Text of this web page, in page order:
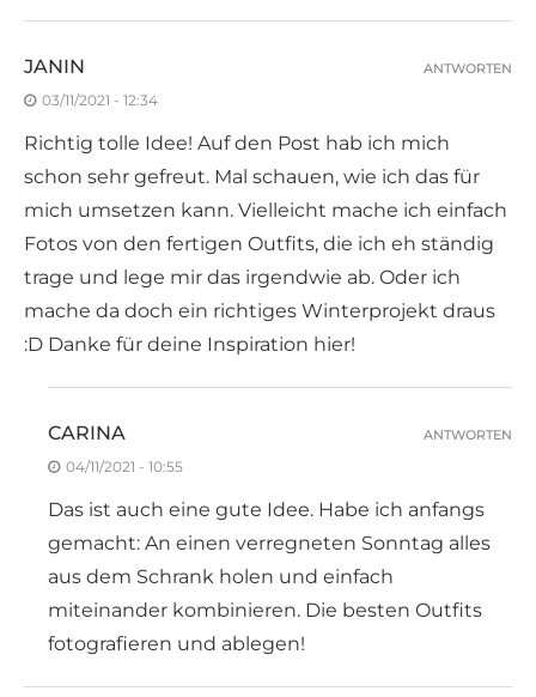
JANIN
03/11/2021 - 12:34
Richtig tolle Idee! Auf den Post hab ich mich
schon sehr gefreut. Mal schauen, wie ich das für
mich umsetzen kann. Vielleicht mache ich einfach
Fotos von den fertigen Outfits, die ich eh ständig
trage und lege mir das irgendwie ab. Oder ich
mache da doch ein richtiges Winterprojekt draus
:D Danke für deine Inspiration hier!
ANTWORTEN
CARINA
04/11/2021 - 10:55
Das ist auch eine gute Idee. Habe ich anfangs
gemacht: An einen verregneten Sonntag alles
aus dem Schrank holen und einfach
miteinander kombinieren. Die besten Outfits
fotografieren und ablegen!
ANTWORTEN